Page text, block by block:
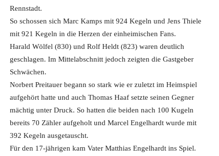
Rennstadt.
So schossen sich Marc Kamps mit 924 Kegeln und Jens Thiele
mit 921 Kegeln in die Herzen der einheimischen Fans.
Harald Wölfel (830) und Rolf Heldt (823) waren deutlich
geschlagen. Im Mittelabschnitt jedoch zeigten die Gastgeber
Schwächen.
Norbert Preitauer begann so stark wie er zuletzt im Heimspiel
aufgehört hatte und auch Thomas Haaf setzte seinen Gegner
mächtig unter Druck. So hatten die beiden nach 100 Kugeln
bereits 70 Zähler aufgeholt und Marcel Engelhardt wurde mit
392 Kegeln ausgetauscht.
Für den 17-jährigen kam Vater Matthias Engelhardt ins Spiel.